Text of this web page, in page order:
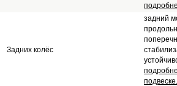
Задних колёс
задний